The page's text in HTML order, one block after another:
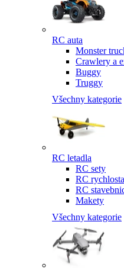
RC auta
Monster
Crawlery a
Buggy
Truggy
Všechny kategorie
RC letadla
RC sety
RC
RC
Makety
Všechny kategorie